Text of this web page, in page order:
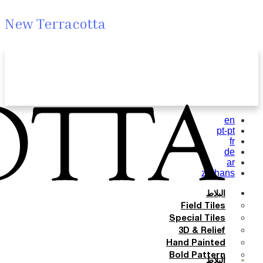
New Terracotta
البلاط
en
pt-pt
fr
de
ar
zh-hans
البلاط
Field Tiles
Special Tiles
3D & Relief
Hand Painted
Bold Pattern